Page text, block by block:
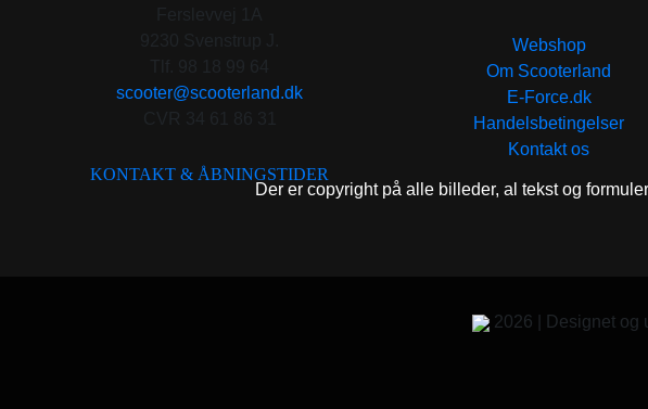
scooter@scooterland.dk
KONTAKT & ÅBNINGSTIDER
Webshop
Om Scooterland
E-Force.dk
Handelsbetingelser
Kontakt os
Der er copyright på alle billeder, al tekst og
2026 | Designet og